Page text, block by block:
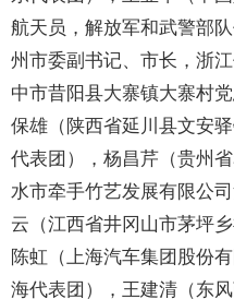
航天员，解放军和武警部
州市委副书记、市长，浙
中市昔阳县大寨镇大寨村
保雄（陕西省延川县文安
代表团），杨昌芹（贵州
水市牵手竹艺发展有限公
云（江西省井冈山市茅坪
陈虹（上海汽车集团股份
海代表团），王建清（东